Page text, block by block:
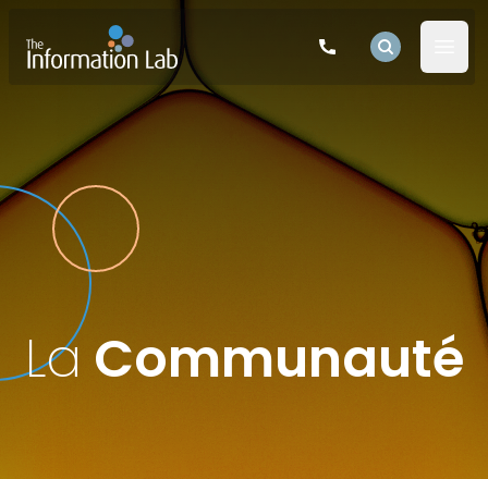
The Information Lab Logo
Rechercher
La Communauté